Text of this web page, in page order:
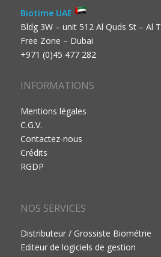
Biotime UAE
Bldg 3W – unit 512 Al Quds St – Al
Free Zone – Dubai
+971 (0)45 477 282
INFORMATIONS
Mentions légales
C.G.V.
Contactez-nous
Crédits
RGDP
NOS SERVICES
Distributeur / Grossiste Biométrie
Editeur de logiciels de gestion